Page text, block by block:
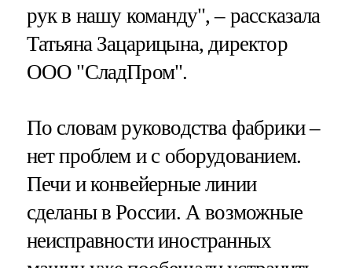
рук в нашу команду", – рассказала
Татьяна Зацарицына, директор
ООО "СладПром".
По словам руководства фабрики –
нет проблем и с оборудованием.
Печи и конвейерные линии
сделаны в России. А возможные
неисправности иностранных